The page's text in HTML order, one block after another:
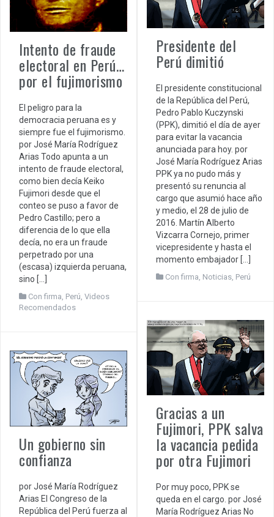
Intento de fraude
electoral en Perú…
por el fujimorismo
El peligro para la
democracia peruana es y
siempre fue el fujimorismo.
por José María Rodríguez
Arias Todo apunta a un
intento de fraude electoral,
como bien decía Keiko
Fujimori desde que el
conteo se puso a favor de
Pedro Castillo; pero a
diferencia de lo que ella
decía, no era un fraude
perpetrado por una
(escasa) izquierda peruana,
sino […]
Con firma Perú Videos
Recomendados
Presidente del
Perú dimitió
El presidente constitucional
de la República del Perú,
Pedro Pablo Kuczynski
(PPK), dimitió el día de ayer
para evitar la vacancia
anunciada para hoy. por
José María Rodríguez Arias
PPK ya no pudo más y
presentó su renuncia al
cargo que asumió hace año
y medio, el 28 de julio de
2016. Martín Alberto
Vizcarra Cornejo, primer
vicepresidente y hasta el
momento embajador […]
Con firma Noticias Perú
Gracias a un
Fujimori, PPK salva
la vacancia pedida
por otra Fujimori
Por muy poco, PPK se
queda en el cargo. por José
María Rodríguez Arias No
Un gobierno sin
confianza
por José María Rodríguez
Arias El Congreso de la
República del Perú fuerza al